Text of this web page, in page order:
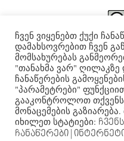
ვებგვერდის ფორმა
Commons-ის
ჩვენ ვიყენებთ ქუქი
დამახსოვრებით ჩვენ
მომსახურებას
"თანახმა ვარ" ღილაკზე
ჩანაწერების
"პარამეტრები"
გააკონტროლოთ
მონაცემების
იხილეთ სტატიები:
ჩანაწერები |